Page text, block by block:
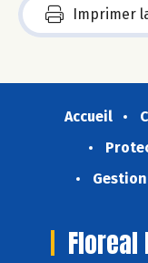
Imprimer
Accueil